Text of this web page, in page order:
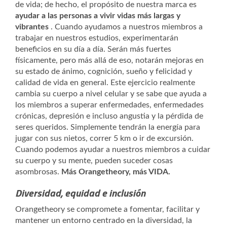
de vida; de hecho, el propósito de nuestra marca es
ayudar a las personas a vivir vidas más largas y
vibrantes . Cuando ayudamos a nuestros miembros a
trabajar en nuestros estudios, experimentarán
beneficios en su día a día. Serán más fuertes
físicamente, pero más allá de eso, notarán mejoras en
su estado de ánimo, cognición, sueño y felicidad y
calidad de vida en general. Este ejercicio realmente
cambia su cuerpo a nivel celular y se sabe que ayuda a
los miembros a superar enfermedades, enfermedades
crónicas, depresión e incluso angustia y la pérdida de
seres queridos. Simplemente tendrán la energía para
jugar con sus nietos, correr 5 km o ir de excursión.
Cuando podemos ayudar a nuestros miembros a cuidar
su cuerpo y su mente, pueden suceder cosas
asombrosas. Más Orangetheory, más VIDA.
Diversidad, equidad e inclusión
Orangetheory se compromete a fomentar, facilitar y
mantener un entorno centrado en la diversidad, la